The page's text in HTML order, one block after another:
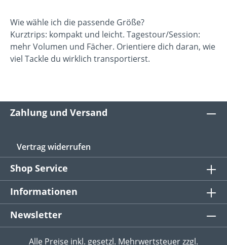
Wie wähle ich die passende Größe?
Kurztrips: kompakt und leicht. Tagestour/Session:
mehr Volumen und Fächer. Orientiere dich daran, wie
viel Tackle du wirklich transportierst.
Zahlung und Versand
Vertrag widerrufen
Shop Service
Informationen
Newsletter
Alle Preise inkl. gesetzl. Mehrwertsteuer zzgl.